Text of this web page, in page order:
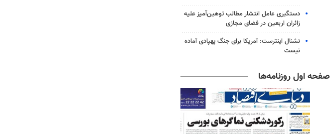
دستگیری عامل انتشار مطالب توهین‌آمیز علیه
زائران اربعین در فضای مجازی
نشنال اینترست: آمریکا برای جنگ پهپادی آماده
نیست
صفحه اول روزنامه‌ها